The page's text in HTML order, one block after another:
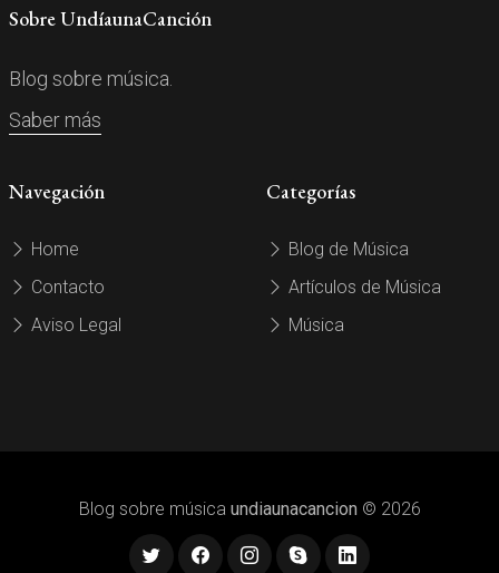
Sobre UndíaunaCanción
Blog sobre música.
Saber más
Navegación
Home
Contacto
Aviso Legal
Categorías
Blog de Música
Artículos de Música
Música
Blog sobre música undiaunacancion © 2026